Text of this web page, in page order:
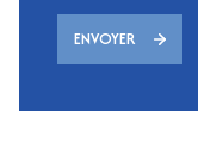
ENVOYER